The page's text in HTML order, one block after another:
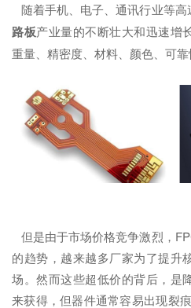
随着手机、电子、通讯行业等
路板产业量的不断壮大和迅速增
重量、精密度、材料、颜色、可靠
但是由于市场价格竞争激烈，
的趋势，越来越多厂家为了提升
场。然而这些超低价的背后，是
来获得，但器件通常容易出现裂